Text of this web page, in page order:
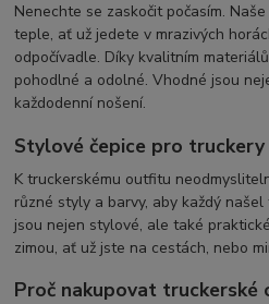
Nenechte se zaskočit počasím.
teple, ať už jedete v mrazivých
odpočívadle. Díky kvalitním
pohodlné a odolné. Vhodné jsou
každodenní nošení.
Stylové čepice pro truckery
K truckerskému outfitu
různé styly a barvy, aby každý
jsou nejen stylové, ale také
zimou, ať už jste na cestách, nebo
Proč nakupovat truckerské